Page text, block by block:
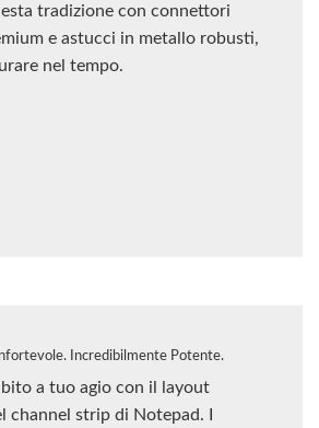
tradizione con connettori
e astucci in metallo robusti,
nel tempo.
Incredibilmente Potente.
a tuo agio con il layout
channel strip di Notepad. I